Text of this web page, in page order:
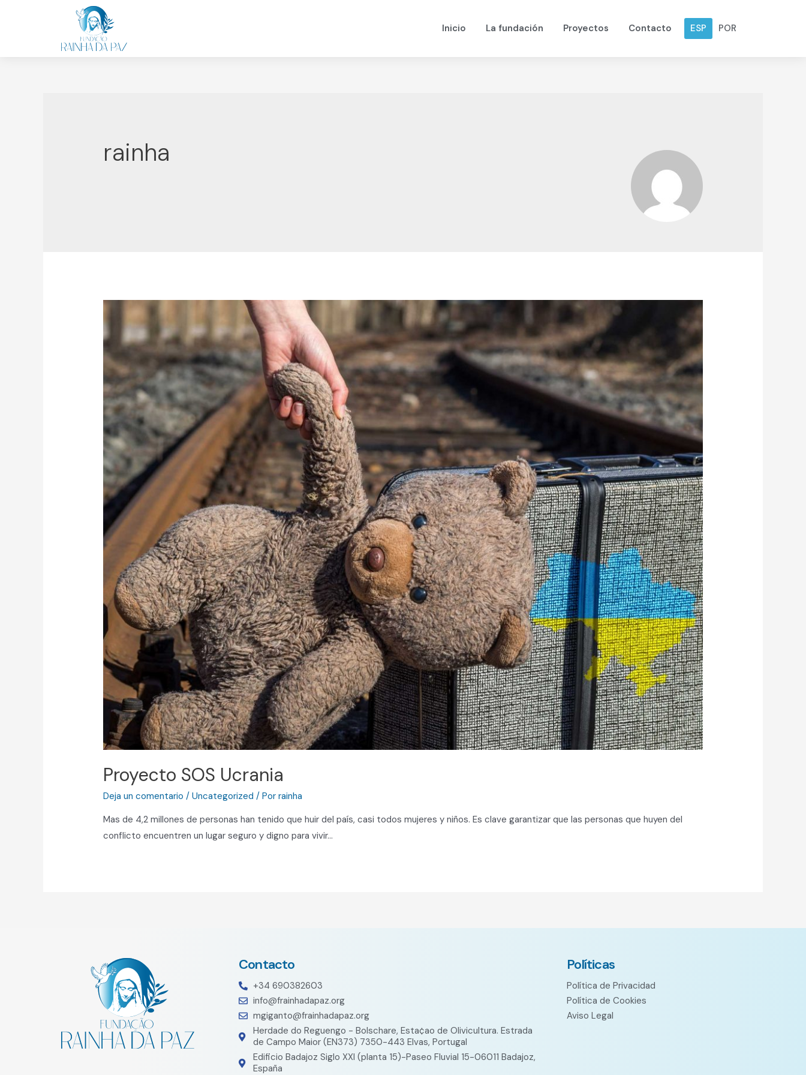
Inicio La fundación Proyectos Contacto ESP POR
rainha
Proyecto SOS Ucrania
Deja un comentario /Uncategorized / Porrainha
Mas de 4,2 millones de personas han tenido que huir del país, casi todos mujeres y niños. Es clave garantizar que las personas que huyen del
conflicto encuentren un lugar seguro y digno para vivir…
Contacto
+34 690382603
info@frainhadapaz.org
mgiganto@frainhadapaz.org
Herdade do Reguengo - Bolschare, Esta¢ao de Olivicultura. Estrada
de Campo Maior (EN373) 7350-443 Elvas, Portugal
Edificio Badajoz Siglo XXI (planta 15)-Paseo Fluvial 15-06011 Badajoz,
España
Políticas
Política de Privacidad
Política de Cookies
Aviso Legal